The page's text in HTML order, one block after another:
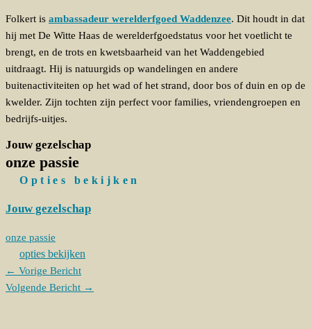
Folkert is ambassadeur werelderfgoed Waddenzee. Dit houdt in dat
hij met De Witte Haas de werelderfgoedstatus voor het voetlicht te
brengt, en de trots en kwetsbaarheid van het Waddengebied
uitdraagt. Hij is natuurgids op wandelingen en andere
buitenactiviteiten op het wad of het strand, door bos of duin en op de
kwelder. Zijn tochten zijn perfect voor families, vriendengroepen en
bedrijfs-uitjes.
Jouw gezelschap
onze passie
Opties bekijken
Jouw gezelschap
onze passie
opties bekijken
← Vorige Bericht
Volgende Bericht →